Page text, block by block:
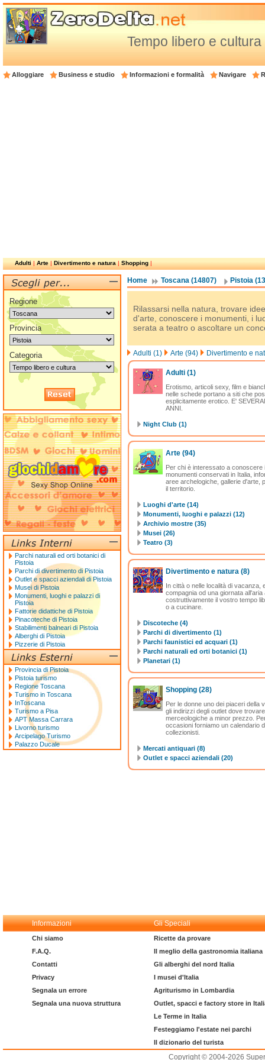
Tempo libero e
Alloggiare Business e studio Informazioni e formalità Navigare
Adulti|Arte|Divertimento e natura|Shopping|
Home Toscana (14807) Pistoia
Rilassarsi nella natura, trovare
d'arte, conoscere i monumenti, i
serata a teatro o ascoltare un
Adulti (1) Arte (94) Divertimento e
Adulti (1)
Erotismo, articoli sexy, film e
nelle schede portano a siti che
esplicitamente erotico. E'
ANNI.
Night Club (1)
Arte (94)
Per chi è interessato a conoscere
monumenti conservati in Italia,
aree archelogiche, gallerie d'arte,
il territorio.
Luoghi d'arte (14)
Monumenti, luoghi e palazzi (12)
Archivio mostre (35)
Musei (26)
Teatro (3)
Divertimento e natura (8)
In città o nelle località di
compagnia od una giornata
costruttivamente il vostro tempo
o a cucinare.
Discoteche (4)
Parchi di divertimento (1)
Parchi faunistici ed acquari (1)
Parchi naturali ed orti botanici (1)
Planetari (1)
Shopping (28)
Per le donne uno dei piaceri della
gli indirizzi degli outlet dove
merceologiche a minor prezzo.
occasioni forniamo un calendario
collezionisti.
Mercati antiquari (8)
Outlet e spacci aziendali (20)
Regione
Provincia
Categoria
Parchi naturali ed orti botanici di
Pistoia
Parchi di divertimento di Pistoia
Outlet e spacci aziendali di Pistoia
Musei di Pistoia
Monumenti, luoghi e palazzi di
Pistoia
Fattorie didattiche di Pistoia
Pinacoteche di Pistoia
Stabilimenti balneari di Pistoia
Alberghi di Pistoia
Pizzerie di Pistoia
Provincia di Pistoia
Pistoia turismo
Regione Toscana
Turismo in Toscana
InToscana
Turismo a Pisa
APT Massa Carrara
Livorno turismo
Arcipelago Turismo
Palazzo Ducale
Informazioni Gli Speciali
Chi siamo
F.A.Q.
Contatti
Privacy
Segnala un errore
Segnala una nuova struttura
Ricette da provare
Il meglio della gastronomia italiana
Gli alberghi del nord Italia
I musei d'Italia
Agriturismo in Lombardia
Outlet, spacci e factory store in
Le Terme in Italia
Festeggiamo l'estate nei parchi
Il dizionario del turista
Copyright © 2004-2026